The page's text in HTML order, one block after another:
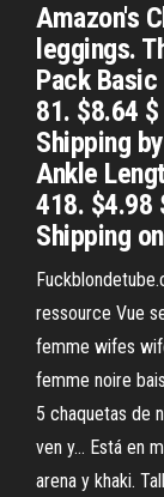
Amazon's
leggings.
Pack
81. $8.64
Shipping
Ankle
418. $4.98
Shipping
ressource Vue
femme wifes
femme noire
5 chaquetas de
ven y… Está en
arena y khaki.